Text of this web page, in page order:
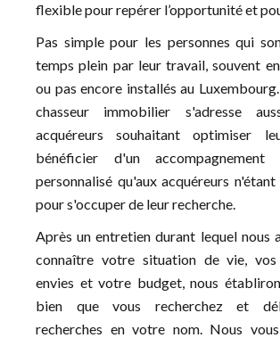
flexible pour repérer l’opportunité et
Pas simple pour les personnes qui
temps plein par leur travail, souvent
ou pas encore installés au
chasseur immobilier s'adresse
acquéreurs souhaitant optimiser
bénéficier d'un accompagnement
personnalisé qu'aux acquéreurs
pour s'occuper de leur recherche.
Après un entretien durant lequel nous
connaître votre situation de vie, vos
envies et votre budget, nous
bien que vous recherchez et
recherches en votre nom. Nous